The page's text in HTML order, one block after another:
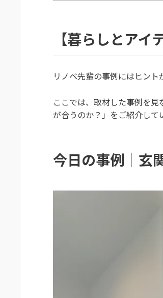
【暮らしとアイ
リノベ先輩の事例にはヒント
ここでは、取材した事例を
が合うのか？」をご紹介して
今日の事例｜玄